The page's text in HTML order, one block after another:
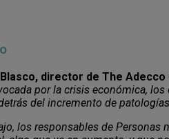
director de The Adecco
por la crisis económica,
del incremento de
los responsables de